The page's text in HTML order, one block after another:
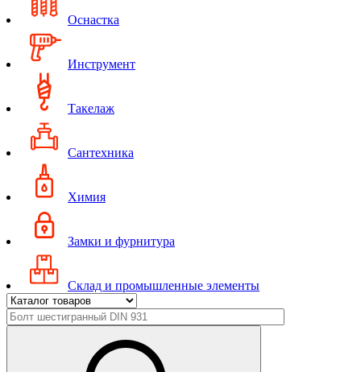
Оснастка
Инструмент
Такелаж
Сантехника
Химия
Замки и фурнитура
Склад и промышленные элементы